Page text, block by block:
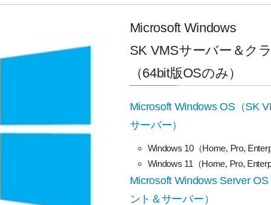
Microsoft Windows
SK VMSサーバー＆ク
（64bit版OSのみ）
Microsoft Windows OS（SK
サーバー）
Windows 10（Home, Pro,
Windows 11（Home, Pro,
Microsoft Windows Server
ント＆サーバー）